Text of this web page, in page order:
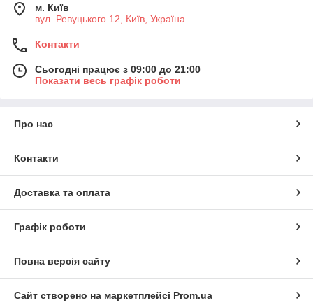
м. Київ
вул. Ревуцького 12, Київ, Україна
Контакти
Сьогодні працює з 09:00 до 21:00
Показати весь графік роботи
Про нас
Контакти
Доставка та оплата
Графік роботи
Повна версія сайту
Сайт створено на маркетплейсі Prom.ua